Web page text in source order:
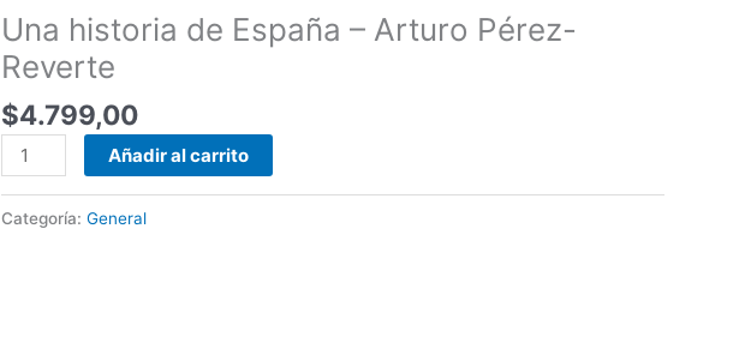
Una historia de España – Arturo Pérez-
Reverte
$4.799,00
historia
de
España
-
Arturo
Pérez-
Reverte
cantidad
Añadir al carrito
Categoría: General